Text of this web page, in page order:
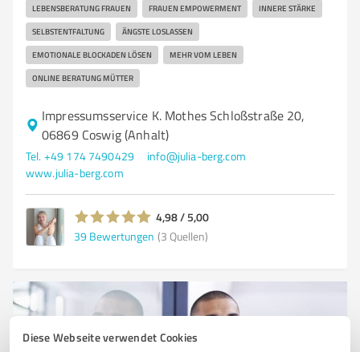
Diese Webseite verwendet Cookies
LEBENSBERATUNG FRAUEN FRAUEN EMPOWERMENT INNERE STÄRKE
SELBSTENTFALTUNG ÄNGSTE LOSLASSEN
EMOTIONALE BLOCKADEN LÖSEN MEHR VOM LEBEN
ONLINE BERATUNG MÜTTER
Impressumsservice K. Mothes Schloßstraße 20,
06869 Coswig (Anhalt)
Tel. +49 174 7490429
info@julia-berg.com
www.julia-berg.com
4,98 / 5,00
39 Bewertungen (3 Quellen)